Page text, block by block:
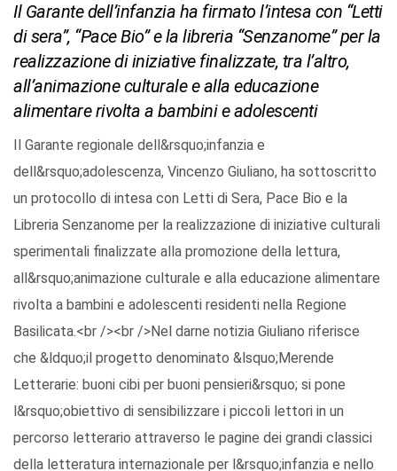
Il Garante dell’infanzia ha firmato l’intesa con “Letti
di sera”, “Pace Bio” e la libreria “Senzanome” per la
realizzazione di iniziative finalizzate, tra l’altro,
all’animazione culturale e alla educazione
alimentare rivolta a bambini e adolescenti
Il Garante regionale dell&rsquo;infanzia e
dell&rsquo;adolescenza, Vincenzo Giuliano, ha sottoscritto
un protocollo di intesa con Letti di Sera, Pace Bio e la
Libreria Senzanome per la realizzazione di iniziative culturali
sperimentali finalizzate alla promozione della lettura,
all&rsquo;animazione culturale e alla educazione alimentare
rivolta a bambini e adolescenti residenti nella Regione
Basilicata.<br /><br />Nel darne notizia Giuliano riferisce
che &ldquo;il progetto denominato &lsquo;Merende
Letterarie: buoni cibi per buoni pensieri&rsquo; si pone
l&rsquo;obiettivo di sensibilizzare i piccoli lettori in un
percorso letterario attraverso le pagine dei grandi classici
della letteratura internazionale per l&rsquo;infanzia e nello